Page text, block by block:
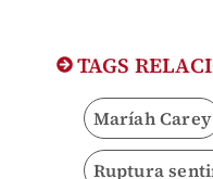
TAGS
Maríah Carey
Ruptura